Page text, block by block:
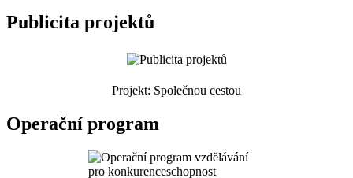
Publicita projektů
Projekt: Společnou cestou
Operační program